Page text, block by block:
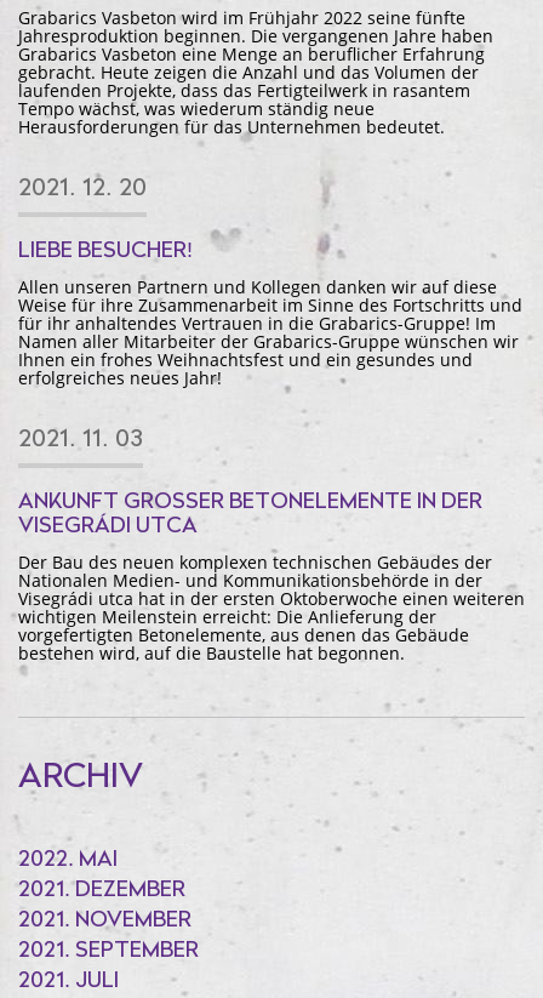
Grabarics Vasbeton wird im Frühjahr 2022 seine fünfte
Jahresproduktion beginnen. Die vergangenen Jahre haben
Grabarics Vasbeton eine Menge an beruflicher Erfahrung
gebracht. Heute zeigen die Anzahl und das Volumen der
laufenden Projekte, dass das Fertigteilwerk in rasantem
Tempo wächst, was wiederum ständig neue
Herausforderungen für das Unternehmen bedeutet.
2021. 12. 20
LIEBE BESUCHER!
Allen unseren Partnern und Kollegen danken wir auf diese
Weise für ihre Zusammenarbeit im Sinne des Fortschritts und
für ihr anhaltendes Vertrauen in die Grabarics-Gruppe! Im
Namen aller Mitarbeiter der Grabarics-Gruppe wünschen wir
Ihnen ein frohes Weihnachtsfest und ein gesundes und
erfolgreiches neues Jahr!
2021. 11. 03
ANKUNFT GROSSER BETONELEMENTE IN DER V
ISEGRÁDI UTCA
Der Bau des neuen komplexen technischen Gebäudes der
Nationalen Medien- und Kommunikationsbehörde in der
Visegrádi utca hat in der ersten Oktoberwoche einen weiteren
wichtigen Meilenstein erreicht: Die Anlieferung der
vorgefertigten Betonelemente, aus denen das Gebäude
bestehen wird, auf die Baustelle hat begonnen.
ARCHIV
2022. MAI
2021. DEZEMBER
2021. NOVEMBER
2021. SEPTEMBER
2021. JULI